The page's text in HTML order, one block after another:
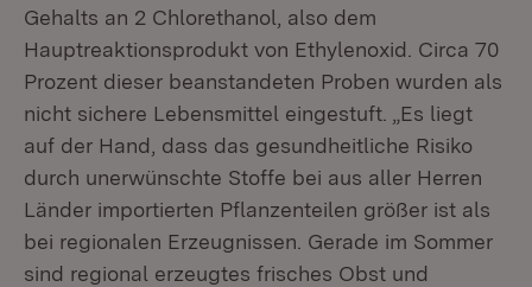
Gehalts an 2 Chlorethanol, also dem
Hauptreaktionsprodukt von Ethylenoxid. Circa 70
Prozent dieser beanstandeten Proben wurden als
nicht sichere Lebensmittel eingestuft. „Es liegt
auf der Hand, dass das gesundheitliche Risiko
durch unerwünschte Stoffe bei aus aller Herren
Länder importierten Pflanzenteilen größer ist als
bei regionalen Erzeugnissen. Gerade im Sommer
sind regional erzeugtes frisches Obst und